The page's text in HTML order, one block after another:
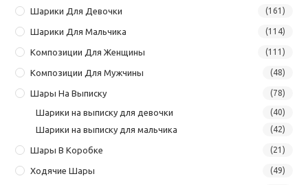
Шарики Для Девочки (161)
Шарики Для Мальчика (114)
Композиции Для Женщины (111)
Композиции Для Мужчины (48)
Шары На Выписку (78)
Шарики на выписку для девочки (40)
Шарики на выписку для мальчика (42)
Шары В Коробке (21)
Ходячие Шары (49)